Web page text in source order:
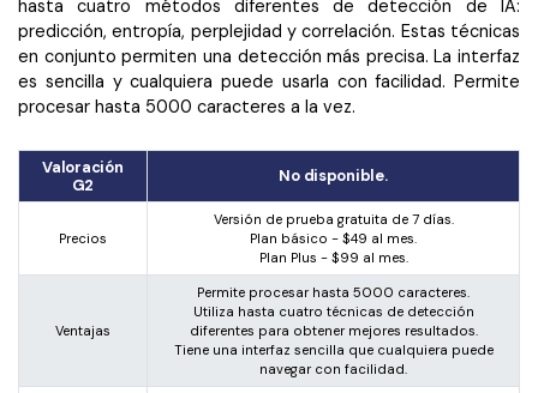
hasta cuatro métodos diferentes de detección de IA:
predicción, entropía, perplejidad y correlación. Estas técnicas
en conjunto permiten una detección más precisa. La interfaz
es sencilla y cualquiera puede usarla con facilidad. Permite
procesar hasta 5000 caracteres a la vez.
Valoración
G2
No disponible.
Precios
Versión de prueba gratuita de 7 días.
Plan básico - $49 al mes.
Plan Plus - $99 al mes.
Ventajas
Permite procesar hasta 5000 caracteres.
Utiliza hasta cuatro técnicas de detección
diferentes para obtener mejores resultados.
Tiene una interfaz sencilla que cualquiera puede
navegar con facilidad.